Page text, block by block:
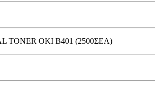
TONER OKI B401 (2500ΣΕΛ)